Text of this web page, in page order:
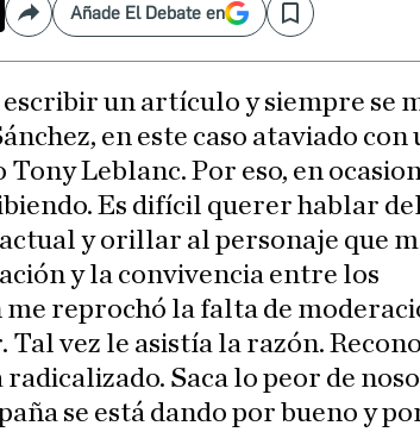
CompartirAñade El Debate en Save
escribir un artículo y siempre se
en este caso ataviado con
Leblanc. Por eso, en
Es difícil querer hablar
y orillar al personaje que
y la convivencia entre los
me reprochó la falta de
vez le asistía la razón.
radicalizado. Saca lo peor de
se está dando por bueno y